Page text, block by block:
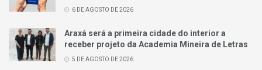
6 DE AGOSTO DE 2026
Araxá será a primeira cidade do interior a
receber projeto da Academia Mineira de Letras
5 DE AGOSTO DE 2026